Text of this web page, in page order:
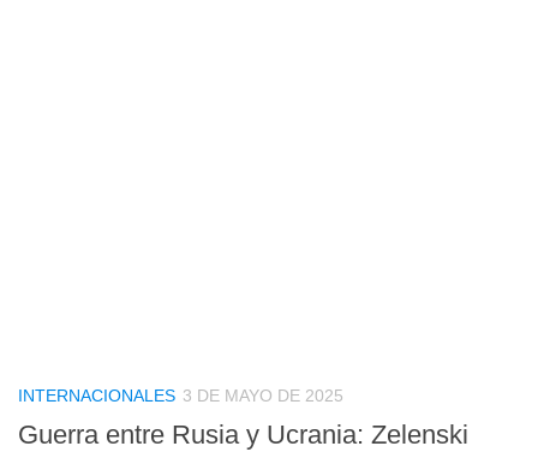
INTERNACIONALES 3 DE MAYO DE 2025
Guerra entre Rusia y Ucrania: Zelenski